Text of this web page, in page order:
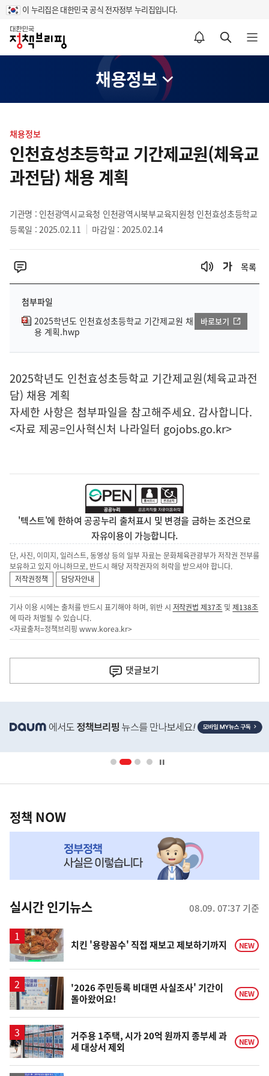
이 누리집은 대한민국 공식 전자정부 누리집입니다.
홈
알림설정 바로가기 검색 바로가기 메뉴 열기
채용정보
텐
츠
영
역
채용정보
인천효성초등학교 기간제교원(체육교
과전담) 채용 계획
기관명 : 인천광역시교육청 인천광역시북부교육지원청 인천효성초등학교
등록일 : 2025.02.11
마감일 : 2025.02.14
목록
첨부파일
2025학년도 인천효성초등학교 기간제교원 채
용 계획.hwp
바로보기
2025학년도 인천효성초등학교 기간제교원(체육교과전
담) 채용 계획
자세한 사항은 첨부파일을 참고해주세요. 감사합니다.
<자료 제공=인사혁신처 나라일터 gojobs.go.kr>
'텍스트'에 한하여 공공누리 출처표시 및 변경을 금하는 조건으로
자유이용이 가능합니다.
단, 사진, 이미지, 일러스트, 동영상 등의 일부 자료는 문화체육관광부가 저작권 전부를
보유하고 있지 아니하므로, 반드시 해당 저작권자의 허락을 받으셔야 합니다.
저작권정책
담당자안내
기사 이용 시에는 출처를 반드시 표기해야 하며, 위반 시 저작권법 제37조 및제138조
에 따라 처벌될 수 있습니다.
<자료출처=정책브리핑 www.korea.kr>
다
음
기
댓글보기
단
영
책
NOW,
뉴
스
정책 NOW
실시간 인기뉴스 08.09. 07:37 기준
치킨 '용량꼼수' 직접 재보고 제보하기까지 NEW
'2026 주민등록 비대면 사실조사' 기간이
돌아왔어요!
NEW
거주용 1주택, 시가 20억 원까지 종부세 과
세 대상서 제외
NEW